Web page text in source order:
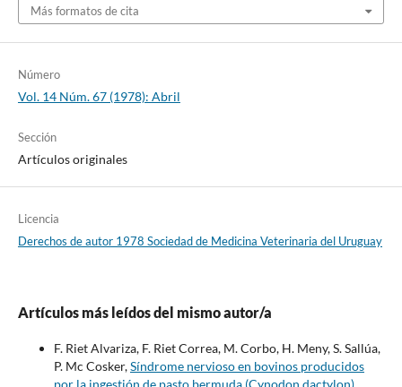
Más formatos de cita
Número
Vol. 14 Núm. 67 (1978): Abril
Sección
Artículos originales
Licencia
Derechos de autor 1978 Sociedad de Medicina Veterinaria del Uruguay
Artículos más leídos del mismo autor/a
F. Riet Alvariza, F. Riet Correa, M. Corbo, H. Meny, S. Sallúa,
P. Mc Cosker,Síndrome nervioso en bovinos producidos